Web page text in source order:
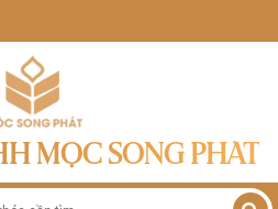
MỘC SONG PHÁT